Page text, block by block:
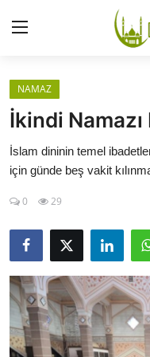
GÜNDEM
DESTEKLİYORUM
SURELER
NAMAZ
NAMAZ
İkindi Namazı
İslam dininin temel
için günde beş vakit
0 29